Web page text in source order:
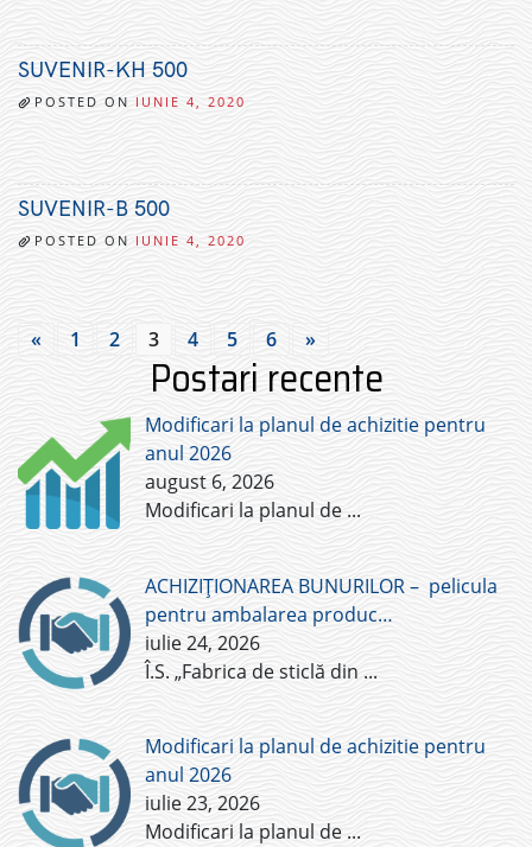
SUVENIR-KH 500
POSTED ON IUNIE 4, 2020
SUVENIR-B 500
POSTED ON IUNIE 4, 2020
« 1 2 3 4 5 6 »
Postari recente
Modificari la planul de achizitie pentru
anul 2026
august 6, 2026
Modificari la planul de ...
ACHIZIȚIONAREA BUNURILOR – pelicula
pentru ambalarea produc…
iulie 24, 2026
Î.S. „Fabrica de sticlă din ...
Modificari la planul de achizitie pentru
anul 2026
iulie 23, 2026
Modificari la planul de ...